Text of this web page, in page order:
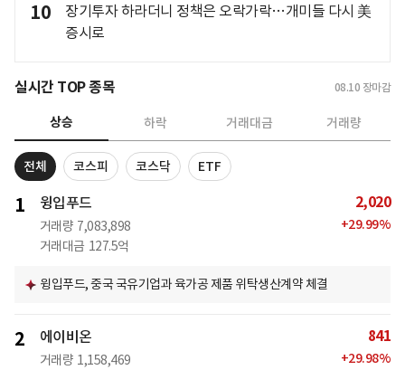
10
장기투자 하라더니 정책은 오락가락…개미들 다시 美
증시로
실시간 TOP 종목 08.10 장마감
상승 하락 거래대금 거래량
전체 코스피 코스닥 ETF
1 윙입푸드
거래량 7,083,898
거래대금 127.5억
2,020
+29.99%
윙입푸드, 중국 국유기업과 육가공 제품 위탁생산계약 체결
2 에이비온
거래량 1,158,469
841
+29.98%